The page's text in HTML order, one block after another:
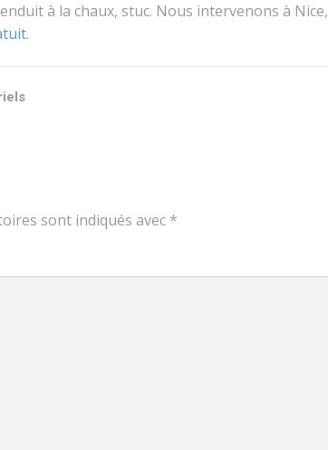
à la chaux, stuc. Nous intervenons à Nice,
.
sont indiqués avec *